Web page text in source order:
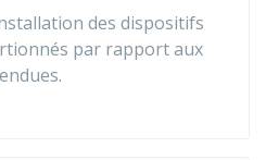
des dispositifs
par rapport aux